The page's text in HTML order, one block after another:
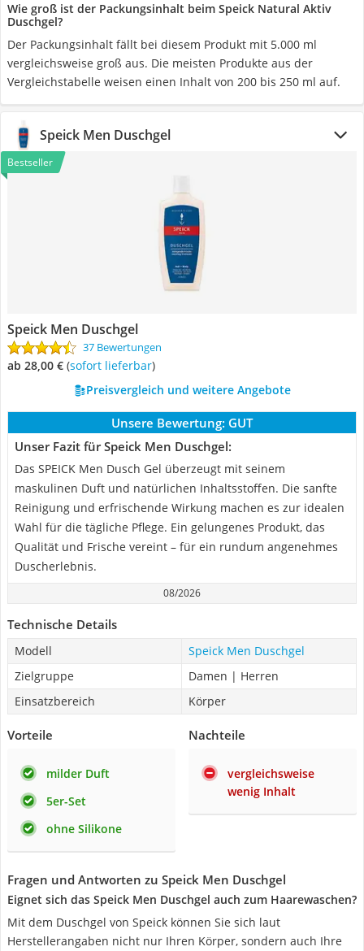
Wie groß ist der Packungsinhalt beim Speick Natural Aktiv
Duschgel?
Der Packungsinhalt fällt bei diesem Produkt mit 5.000 ml
vergleichsweise groß aus. Die meisten Produkte aus der
Vergleichstabelle weisen einen Inhalt von 200 bis 250 ml auf.
Speick Men Duschgel
Bestseller
Speick Men Duschgel
37 Bewertungen
ab 28,00 € ( Sofort lieferbar)
Preisvergleich und weitere Angebote
Unsere Bewertung: GUT
Unser Fazit für Speick Men Duschgel:
Das SPEICK Men Dusch Gel überzeugt mit seinem
maskulinen Duft und natürlichen Inhaltsstoffen. Die sanfte
Reinigung und erfrischende Wirkung machen es zur idealen
Wahl für die tägliche Pflege. Ein gelungenes Produkt, das
Qualität und Frische vereint – für ein rundum angenehmes
Duscherlebnis.
08/2026
Technische Details
Modell
Speick Men Duschgel
Zielgruppe
Damen | Herren
Einsatzbereich
Körper
Vorteile
milder Duft
5er-Set
ohne Silikone
Nachteile
vergleichsweise
wenig Inhalt
Fragen und Antworten zu Speick Men Duschgel
Eignet sich das Speick Men Duschgel auch zum Haarewaschen?
Mit dem Duschgel von Speick können Sie sich laut
Herstellerangaben nicht nur Ihren Körper, sondern auch Ihre